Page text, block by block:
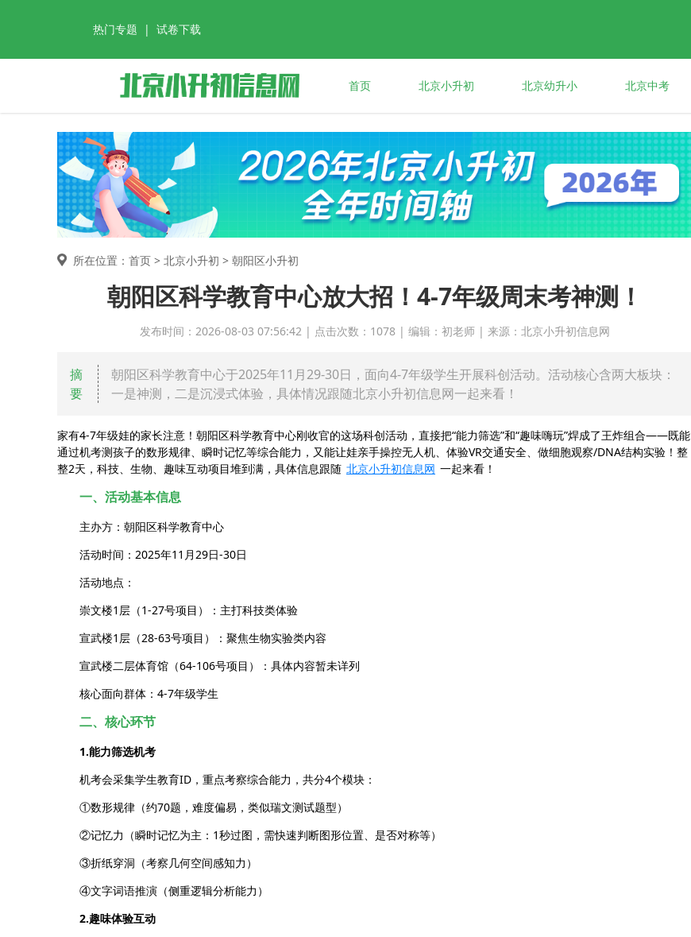
热门专题 | 试卷下载
首页 北京小升初 北京幼升小 北京中考
所在位置：首页 > 北京小升初 > 朝阳区小升初
朝阳区科学教育中心放大招！4-7年级周末考神测！
发布时间：2026-08-03 07:56:42 | 点击次数：1078 | 编辑：初老师 | 来源：北京小升初信息网
摘
要
朝阳区科学教育中心于2025年11月29-30日，面向4-7年级学生开展科创活动。活动核心含两大板块：
一是神测，二是沉浸式体验，具体情况跟随北京小升初信息网一起来看！
家有4-7年级娃的家长注意！朝阳区科学教育中心刚收官的这场科创活动，直接把“能力筛选”和“趣味嗨玩”焊成了王炸组合——既能
通过机考测孩子的数形规律、瞬时记忆等综合能力，又能让娃亲手操控无人机、体验VR交通安全、做细胞观察/DNA结构实验！整
整2天，科技、生物、趣味互动项目堆到满，具体信息跟随 北京小升初信息网 一起来看！
一、活动基本信息
主办方：朝阳区科学教育中心
活动时间：2025年11月29日-30日
活动地点：
崇文楼1层（1-27号项目）：主打科技类体验
宣武楼1层（28-63号项目）：聚焦生物实验类内容
宣武楼二层体育馆（64-106号项目）：具体内容暂未详列
核心面向群体：4-7年级学生
二、核心环节
1.能力筛选机考
机考会采集学生教育ID，重点考察综合能力，共分4个模块：
①数形规律（约70题，难度偏易，类似瑞文测试题型）
②记忆力（瞬时记忆为主：1秒过图，需快速判断图形位置、是否对称等）
③折纸穿洞（考察几何空间感知力）
④文字词语推演（侧重逻辑分析能力）
2.趣味体验互动